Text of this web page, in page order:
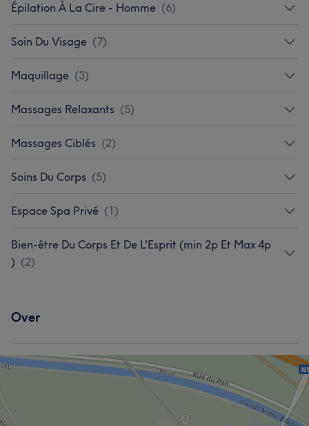
Épilation À La Cire - Homme (6)
Soin Du Visage (7)
Maquillage (3)
Massages Relaxants (5)
Massages Ciblés (2)
Soins Du Corps (5)
Espace Spa Privé (1)
Bien-être Du Corps Et De L'Esprit (min 2p Et Max 4p
) (2)
Over